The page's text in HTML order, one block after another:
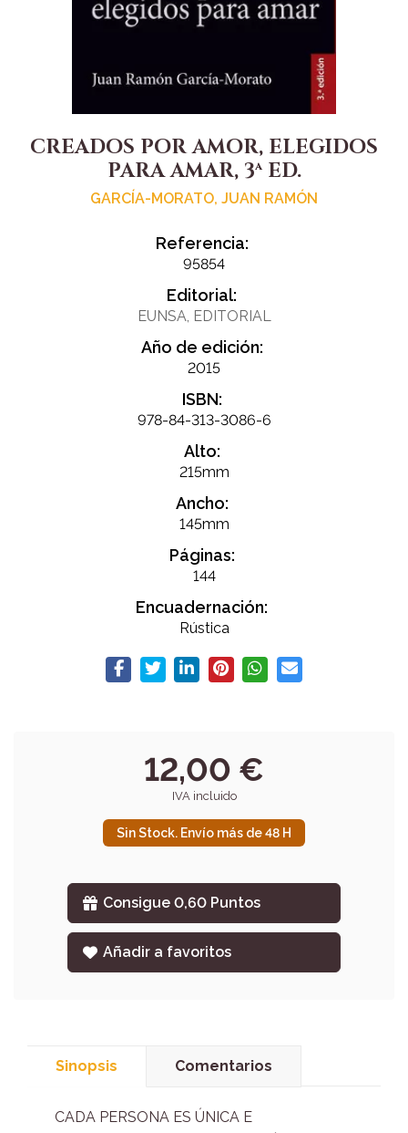
CREADOS POR AMOR, ELEGIDOS
PARA AMAR, 3ª ED.
GARCÍA-MORATO, JUAN RAMÓN
Referencia:
95854
Editorial:
EUNSA, EDITORIAL
Año de edición:
2015
ISBN:
978-84-313-3086-6
Alto:
215mm
Ancho:
145mm
Páginas:
144
Encuadernación:
Rústica
12,00 €
IVA incluido
Sin Stock. Envío más de 48 H
Consigue 0,60 Puntos
Añadir a favoritos
Sinopsis Comentarios
CADA PERSONA ES ÚNICA E